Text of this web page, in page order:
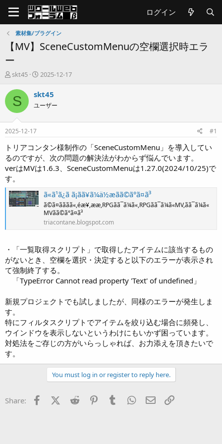
ログイン
素材集/プラグイン
【MV】SceneCustomMenuの空欄選択時エラ
ー
T
r
e
a
s
t
a
t
e
r
skt45
開
日
2025-12-17
S skt45
ユーザー
2025-12-17 #1
トリアコンタン様制作の「SceneCustomMenu」を導入してい
るのですが、次の問題の解決法がわからず悩んでいます。
verはMVは1.6.3、SceneCustomMenuは1.27.0(2024/10/25)で
す。
ã«ã¹ã¿ã ã¡ãã¥ã¼ä½æãã©ã°ã¤ã³
ã©ã¤ãããã«,éæ¥,ææ,RPGãã¯ã¼ã«,RPGãã¯ã¼ã«MV,ãã¯ã¼ã«
MVãã©ã°ã¤ã³
triacontane.blogspot.com
・「一覧取得スクリプト」で取得したアイテムに該当するもの
がないとき、空欄を選択・決定すると以下のエラーが表示され
て強制終了する。
「TypeError Cannot read property 'Text' of undefined」
新規プロジェクトでも試しましたが、同様のエラーが発生しま
す。
特にフィルタスクリプトでアイテムを絞り込む場合に頻発し、
ウインドウを表示しないというわけにもいかず困っています。
対処法をご存じの方がいらっしゃれば、お力添えを頂きたいで
す。
You must log in or register to reply here.
Share: FacebookX (Twitter)
Reddit PinterestTumblr WhatsApp
Eメール